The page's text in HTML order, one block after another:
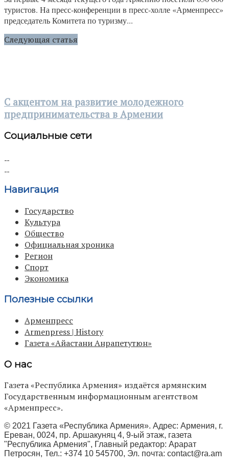
туристов. На пресс-конференции в пресс-холле «Арменпресс»
председатель Комитета по туризму...
Следующая статья
С акцентом на развитие молодежного
предпринимательства в Армении
Социальные сети
Навигация
Государство
Культура
Общество
Официальная хроника
Регион
Спорт
Экономика
Полезные ссылки
Арменпресс
Armenpress | History
Газета «Айастани Анрапетутюн»
О нас
Газета «Республика Армения» издаётся армянским
Государственным информационным агентством
«Арменпресс».
© 2021 Газета «Республика Армения». Адрес: Армения, г.
Ереван, 0024, пр. Аршакуняц 4, 9-ый этаж, газета
"Республика Армения", Главный редактор: Арарат
Петросян, Тел.: +374 10 545700, Эл. почта: contact@ra.am